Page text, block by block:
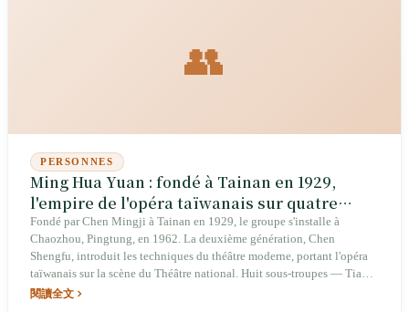
👥
PERSONNES
Ming Hua Yuan : fondé à Tainan en 1929,
l'empire de l'opéra taïwanais sur quatre
générations de la famille Chen
Fondé par Chen Mingji à Tainan en 1929, le groupe s'installe à
Chaozhou, Pingtung, en 1962. La deuxième génération, Chen
Shengfu, introduit les techniques du théâtre moderne, portant l'opéra
taïwanais sur la scène du Théâtre national. Huit sous-troupes — Tian,
Di, Xuan, Huang, Ri, Yue, Xing, Chen — opèrent sous l'égide du
閱讀全文